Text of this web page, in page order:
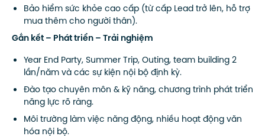
Bảo hiểm sức khỏe cao cấp (từ cấp Lead trở lên, hỗ trợ
mua thêm cho người thân).
Gắn kết – Phát triển – Trải nghiệm
Year End Party, Summer Trip, Outing, team building 2
lần/năm và các sự kiện nội bộ định kỳ.
Đào tạo chuyên môn & kỹ năng, chương trình phát triển
năng lực rõ ràng.
Môi trường làm việc năng động, nhiều hoạt động văn
hóa nội bộ.